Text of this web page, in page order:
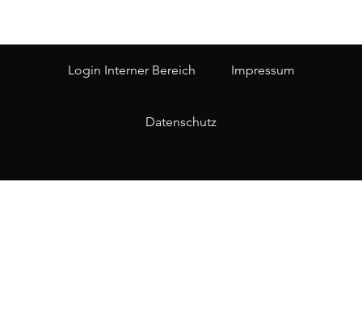
Login Interner Bereich Impressum
Datenschutz